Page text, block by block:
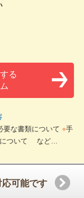
る
要な書類について
手
ついて など…
可能です